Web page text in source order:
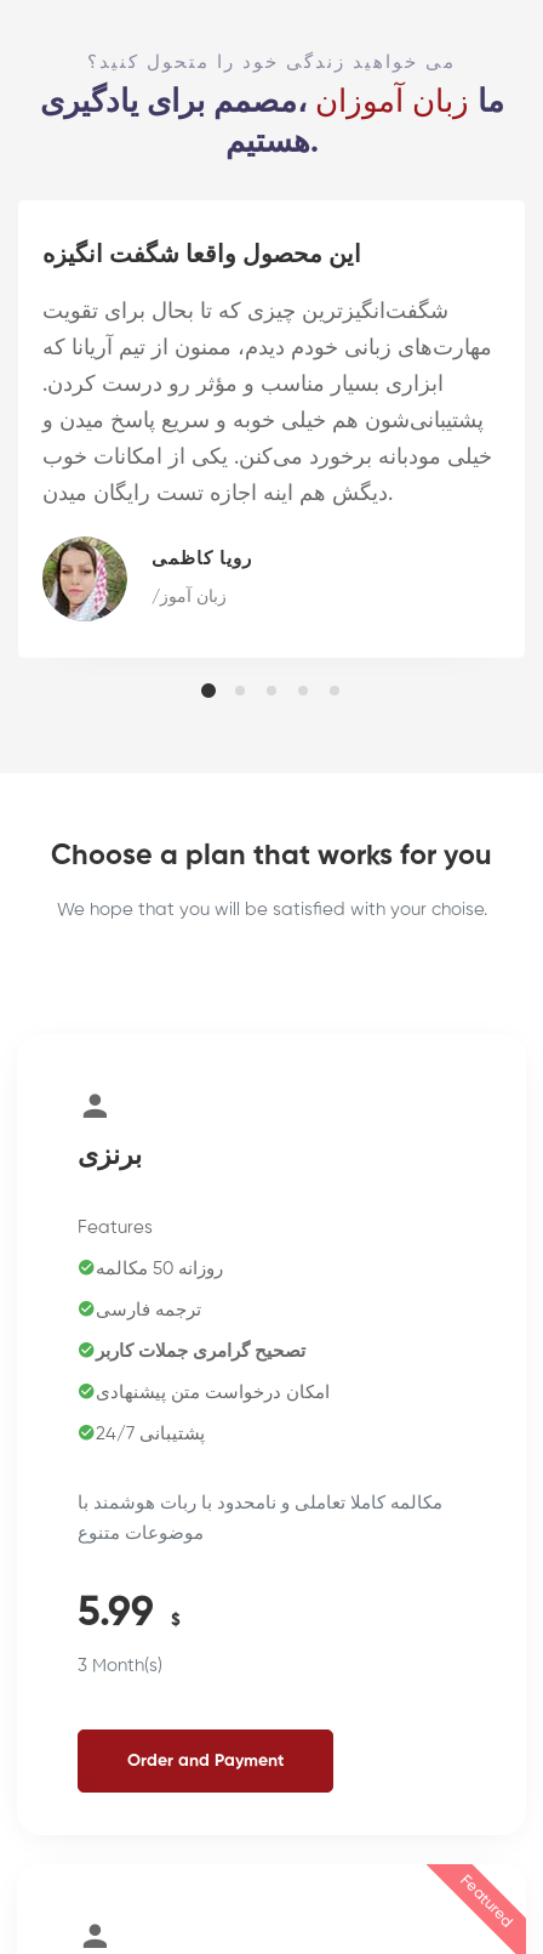
می خواهید زندگی خود را متحول کنید؟
ما زبان آموزان،مصمم برای یادگیری
هستیم.
این محصول واقعا شگفت انگیزه
شگفت‌انگیزترین چیزی که تا بحال برای تقویت
مهارت‌های زبانی خودم دیدم، ممنون از تیم آریانا که
ابزاری بسیار مناسب و مؤثر رو درست کردن.
پشتیبانی‌شون هم خیلی خوبه و سریع پاسخ میدن و
خیلی مودبانه برخورد می‌کنن. یکی از امکانات خوب
دیگش هم اینه اجازه تست رایگان میدن.
رویا کاظمی
/زبان آموز
Choose a plan that works for you
We hope that you will be satisfied with your choise.
برنزی
Features
روزانه 50 مکالمه
ترجمه فارسی
تصحیح گرامری جملات کاربر
امکان درخواست متن پیشنهادی
پشتیبانی 24/7
مکالمه کاملا تعاملی و نامحدود با ربات هوشمند با
موضوعات متنوع
5.99 $
3 Month(s)
Order and Payment
Featured